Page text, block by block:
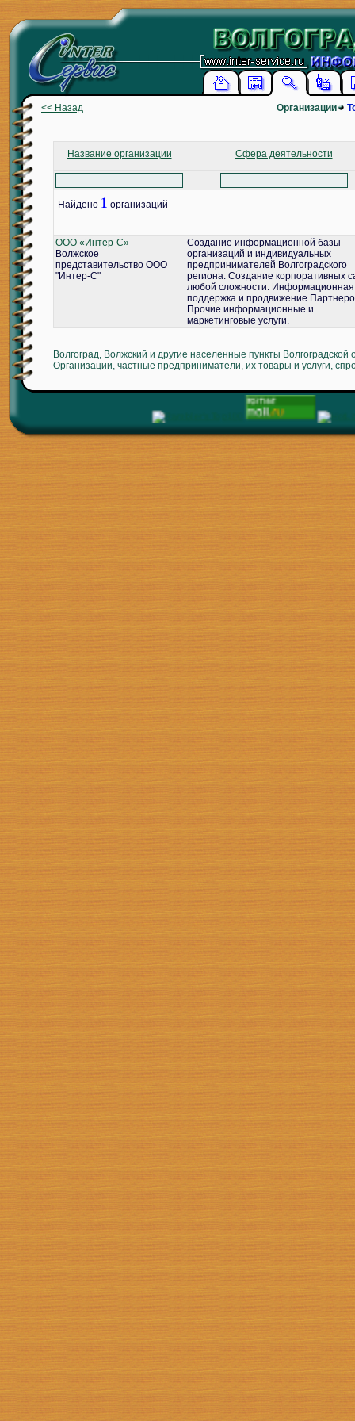
<< Назад Организации
Название организации Сфера деятельности
Найдено 1 организаций
ООО «Интер-С»
Волжское
представительство ООО
"Интер-С"
Создание информационной базы
организаций и индивидуальных
предпринимателей Волгоградского
региона. Создание корпоративных
любой сложности. Информационная
поддержка и продвижение
Прочие информационные и
маркетинговые услуги.
Волгоград, Волжский и другие населенные пункты Волгоградской
Организации, частные предприниматели, их товары и услуги,